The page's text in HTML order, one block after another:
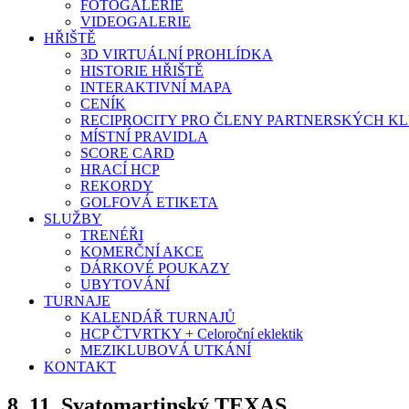
FOTOGALERIE
VIDEOGALERIE
HŘIŠTĚ
3D VIRTUÁLNÍ PROHLÍDKA
HISTORIE HŘIŠTĚ
INTERAKTIVNÍ MAPA
CENÍK
RECIPROCITY PRO ČLENY PARTNERSKÝCH
MÍSTNÍ PRAVIDLA
SCORE CARD
HRACÍ HCP
REKORDY
GOLFOVÁ ETIKETA
SLUŽBY
TRENÉŘI
KOMERČNÍ AKCE
DÁRKOVÉ POUKAZY
UBYTOVÁNÍ
TURNAJE
KALENDÁŘ TURNAJŮ
HCP ČTVRTKY + Celoroční eklektik
MEZIKLUBOVÁ UTKÁNÍ
KONTAKT